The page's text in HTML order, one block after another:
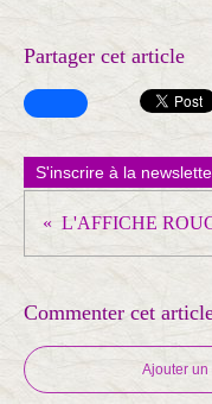
Partager cet article
S'inscrire à la
Commenter cet
Ajouter un